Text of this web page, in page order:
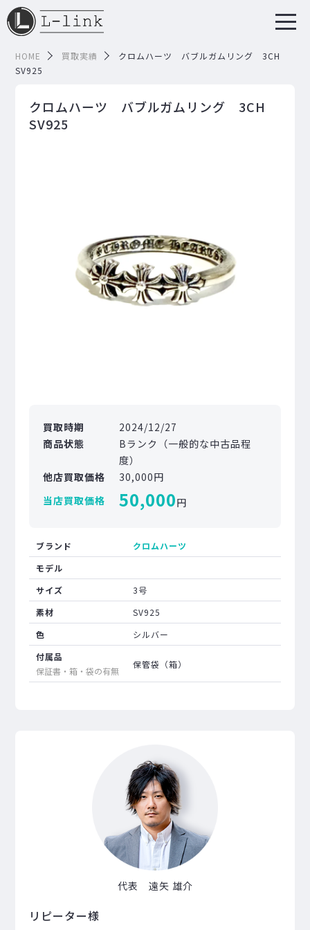
HOME 買取実績
クロムハーツ バブルガムリング 3CH
SV925
クロムハーツ バブルガムリング 3CH
SV925
買取時期
2024/12/27
商品状態
Bランク（一般的な中古品程
度）
他店買取価格
30,000円
当店買取価格
50,000円
ブランド
クロムハーツ
モデル
サイズ
3号
素材
SV925
色
シルバー
付属品
保証書・箱・袋の有無
保管袋（箱）
代表 遠矢 雄介
リピーター様